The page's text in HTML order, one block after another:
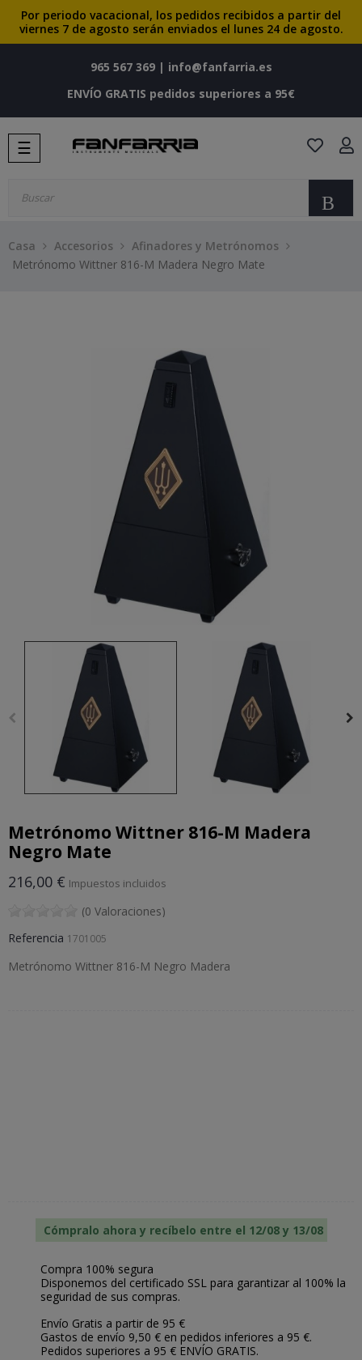
Por periodo vacacional, los pedidos recibidos a partir del
viernes 7 de agosto serán enviados el lunes 24 de agosto.
965 567 369| info@fanfarria.es
ENVÍO GRATIS pedidos superiores a 95€
Navegación
de
☰
Casa Accesorios
Afinadores y Metrónomos
Metrónomo Wittner 816-M Madera Negro Mate
Metrónomo Wittner 816-M Madera
Negro Mate
216,00 € Impuestos incluidos
(0 Valoraciones)
Referencia 1701005
Metrónomo Wittner 816-M Negro Madera
Cómpralo ahora y recíbelo entre el 12/08 y 13/08
Compra 100% segura
Disponemos del certificado SSL para garantizar al 100% la
seguridad de sus compras.
Envío Gratis a partir de 95 €
Gastos de envío 9,50 € en pedidos inferiores a 95 €.
Pedidos superiores a 95 € ENVÍO GRATIS.